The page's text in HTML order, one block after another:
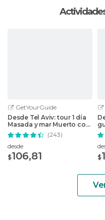
GetYourGuide
Desde Tel Aviv: tour 1 día
Masada y mar Muerto con
recogida
(243)
desde
$106,81
$